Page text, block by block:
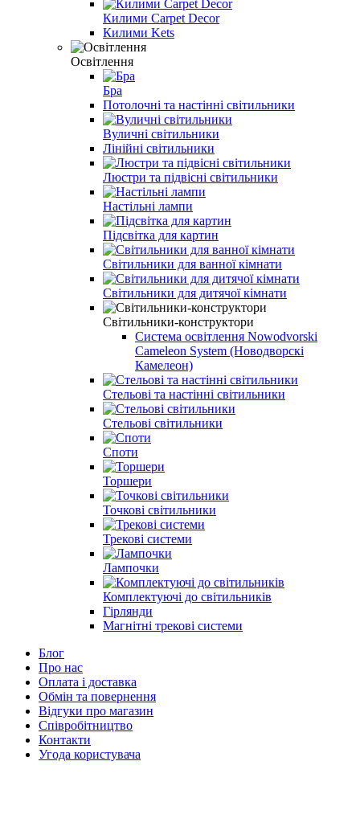
Килими Carpet Decor
Килими Kets
Освітлення
Бра
Потолочні та настінні світильники
Вуличні світильники
Лінійні світильники
Люстри та підвісні світильники
Настільні лампи
Підсвітка для картин
Світильники для ванної кімнати
Світильники для дитячої кімнати
Світильники-конструктори
Система освітлення Nowodvorski
Cameleon System (Новодворскі
Камелеон)
Стельові та настінні світильники
Стельові світильники
Споти
Торшери
Точкові світильники
Трекові системи
Лампочки
Комплектуючі до світильників
Гірлянди
Магнітні трекові системи
Блог
Про нас
Оплата і доставка
Обмін та повернення
Відгуки про магазин
Співробітництво
Контакти
Угода користувача